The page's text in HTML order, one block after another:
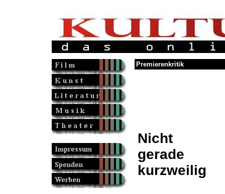
Premierenkritik
Nicht
gerade
kurzweilig